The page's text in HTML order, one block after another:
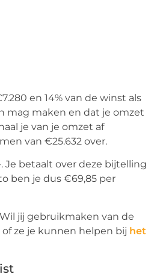
en 14% van de winst als
mag maken en dat je omzet
je van je omzet af
van €25.632 over.
betaalt over deze bijtelling
ben je dus €69,85 per
jij gebruikmaken van de
ze je kunnen helpen bij het